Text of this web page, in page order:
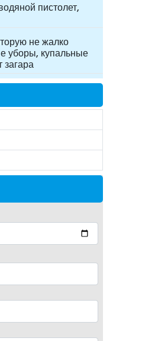
пистолет,
не жалко
уборы, купальные
загара